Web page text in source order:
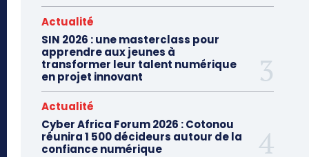
Actualité
SIN 2026 : une masterclass pour
apprendre aux jeunes à
transformer leur talent numérique
en projet innovant
Actualité
Cyber Africa Forum 2026 : Cotonou
réunira 1 500 décideurs autour de la
confiance numérique